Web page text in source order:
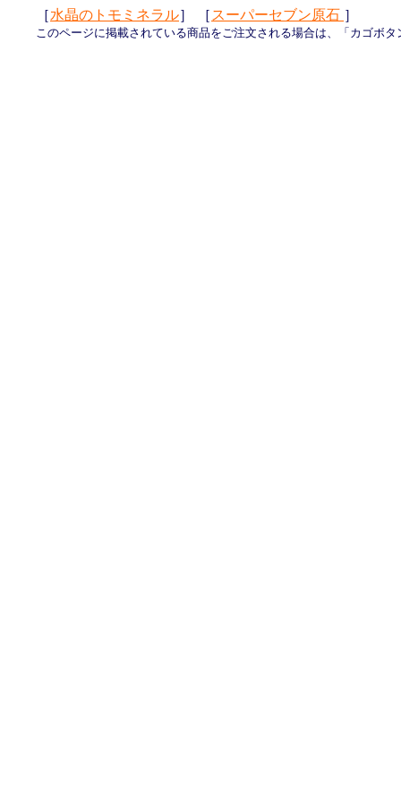
［水晶のトモミネラル］ ［ スーパーセブン原石 ］
このページに掲載されている商品をご注文される場合は、「カゴボ